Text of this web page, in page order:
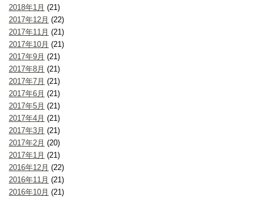
2018年1月 (21)
2017年12月 (22)
2017年11月 (21)
2017年10月 (21)
2017年9月 (21)
2017年8月 (21)
2017年7月 (21)
2017年6月 (21)
2017年5月 (21)
2017年4月 (21)
2017年3月 (21)
2017年2月 (20)
2017年1月 (21)
2016年12月 (22)
2016年11月 (21)
2016年10月 (21)